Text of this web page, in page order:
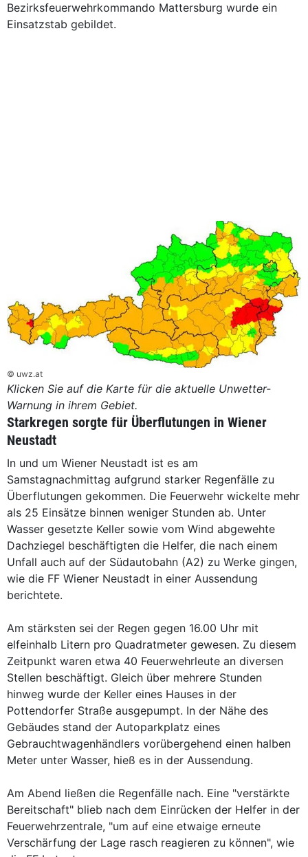
Bezirksfeuerwehrkommando Mattersburg wurde ein
Einsatzstab gebildet.
© uwz.at
Klicken Sie auf die Karte für die aktuelle Unwetter-
Warnung in ihrem Gebiet.
Starkregen sorgte für Überflutungen in Wiener
Neustadt
In und um Wiener Neustadt ist es am
Samstagnachmittag aufgrund starker Regenfälle zu
Überflutungen gekommen. Die Feuerwehr wickelte mehr
als 25 Einsätze binnen weniger Stunden ab. Unter
Wasser gesetzte Keller sowie vom Wind abgewehte
Dachziegel beschäftigten die Helfer, die nach einem
Unfall auch auf der Südautobahn (A2) zu Werke gingen,
wie die FF Wiener Neustadt in einer Aussendung
berichtete.
Am stärksten sei der Regen gegen 16.00 Uhr mit
elfeinhalb Litern pro Quadratmeter gewesen. Zu diesem
Zeitpunkt waren etwa 40 Feuerwehrleute an diversen
Stellen beschäftigt. Gleich über mehrere Stunden
hinweg wurde der Keller eines Hauses in der
Pottendorfer Straße ausgepumpt. In der Nähe des
Gebäudes stand der Autoparkplatz eines
Gebrauchtwagenhändlers vorübergehend einen halben
Meter unter Wasser, hieß es in der Aussendung.
Am Abend ließen die Regenfälle nach. Eine "verstärkte
Bereitschaft" blieb nach dem Einrücken der Helfer in der
Feuerwehrzentrale, "um auf eine etwaige erneute
Verschärfung der Lage rasch reagieren zu können", wie